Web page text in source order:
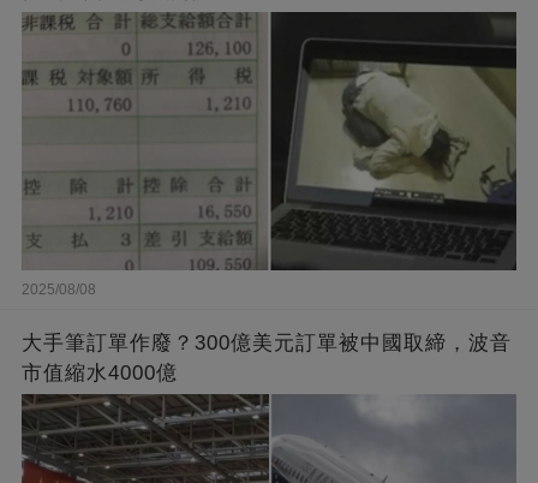
2025/08/08
大手筆訂單作廢？300億美元訂單被中國取締，波音
市值縮水4000億